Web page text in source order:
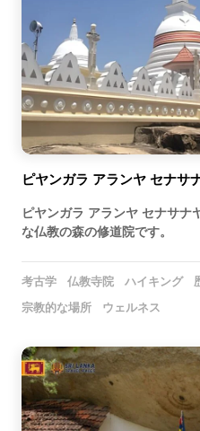
ピヤンガラ アランヤ セナサ
ピヤンガラ アランヤ セナサ
な仏教の森の修道院です。
考古学 仏教寺院 ハイキング
宗教的な場所
ウェルネス